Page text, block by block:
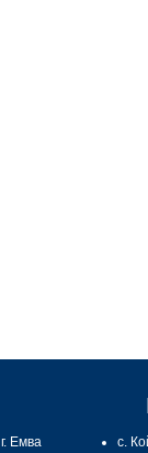
г. Емва
с.